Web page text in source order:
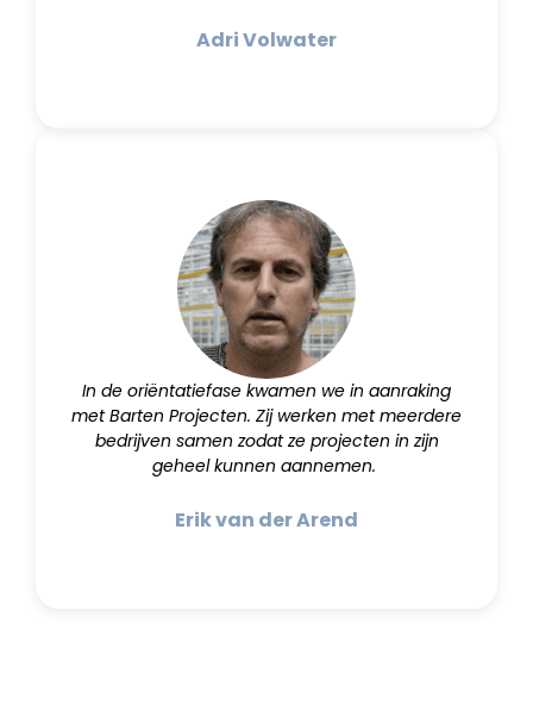
Adri Volwater
In de oriëntatiefase kwamen we in aanraking
met Barten Projecten. Zij werken met meerdere
bedrijven samen zodat ze projecten in zijn
geheel kunnen aannemen.
Erik van der Arend